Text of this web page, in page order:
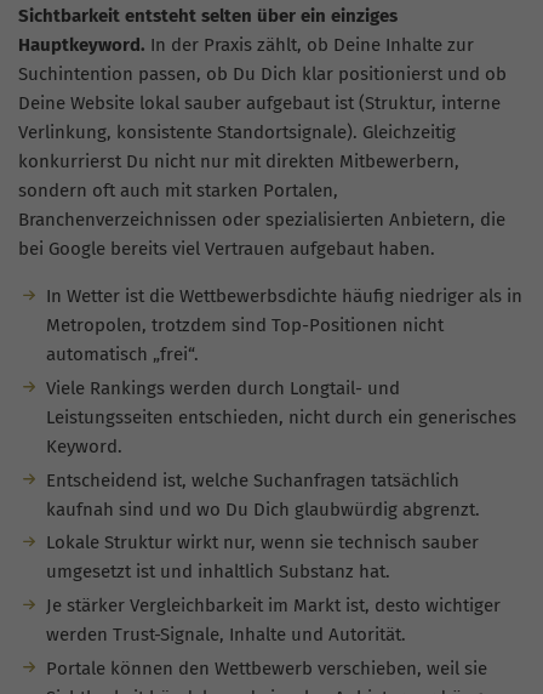
Sichtbarkeit entsteht selten über ein einziges
Hauptkeyword. In der Praxis zählt, ob Deine Inhalte zur
Suchintention passen, ob Du Dich klar positionierst und ob
Deine Website lokal sauber aufgebaut ist (Struktur, interne
Verlinkung, konsistente Standortsignale). Gleichzeitig
konkurrierst Du nicht nur mit direkten Mitbewerbern,
sondern oft auch mit starken Portalen,
Branchenverzeichnissen oder spezialisierten Anbietern, die
bei Google bereits viel Vertrauen aufgebaut haben.
In Wetter ist die Wettbewerbsdichte häufig niedriger als in
Metropolen, trotzdem sind Top-Positionen nicht
automatisch „frei“.
Viele Rankings werden durch Longtail- und
Leistungsseiten entschieden, nicht durch ein generisches
Keyword.
Entscheidend ist, welche Suchanfragen tatsächlich
kaufnah sind und wo Du Dich glaubwürdig abgrenzt.
Lokale Struktur wirkt nur, wenn sie technisch sauber
umgesetzt ist und inhaltlich Substanz hat.
Je stärker Vergleichbarkeit im Markt ist, desto wichtiger
werden Trust-Signale, Inhalte und Autorität.
Portale können den Wettbewerb verschieben, weil sie